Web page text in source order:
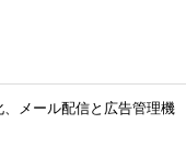
メール配信と広告管理機